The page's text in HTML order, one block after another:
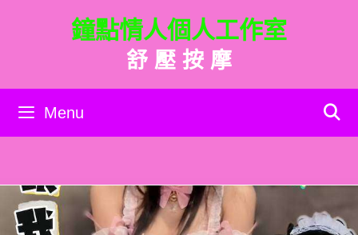
內
鐘點情人個人工作室
舒 壓 按 摩
Menu